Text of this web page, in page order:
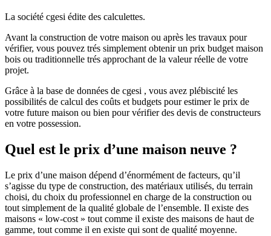
La société cgesi édite des calculettes.
Avant la construction de votre maison ou après les travaux pour
vérifier, vous pouvez trés simplement obtenir un prix budget maison
bois ou traditionnelle trés approchant de la valeur réelle de votre
projet.
Grâce à la base de données de cgesi , vous avez plébiscité les
possibilités de calcul des coûts et budgets pour estimer le prix de
votre future maison ou bien pour vérifier des devis de constructeurs
en votre possession.
Quel est le prix d’une maison neuve ?
Le prix d’une maison dépend d’énormément de facteurs, qu’il
s’agisse du type de construction, des matériaux utilisés, du terrain
choisi, du choix du professionnel en charge de la construction ou
tout simplement de la qualité globale de l’ensemble. Il existe des
maisons « low-cost » tout comme il existe des maisons de haut de
gamme, tout comme il en existe qui sont de qualité moyenne.